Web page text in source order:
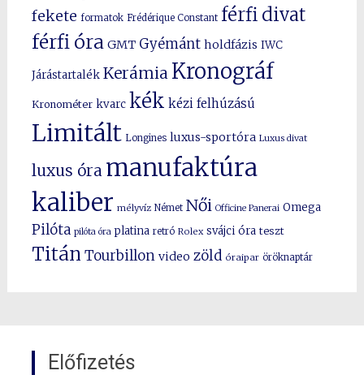
fekete formatok Frédérique Constant férfi divat
férfi óra GMT Gyémánt holdfázis IWC
Járástartalék Kerámia Kronográf
Kronométer kvarc kék kézi felhúzású
Limitált Longines luxus-sportóra Luxus divat
luxus óra manufaktúra
kaliber mélyvíz Német Női Officine Panerai Omega
Pilóta pilóta óra platina retró Rolex svájci óra teszt
Titán Tourbillon video zöld óraipar öröknaptár
Előfizetés